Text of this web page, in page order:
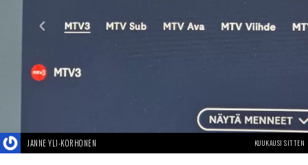
JANNE YLI-KORHONEN KUUKAUSI SITTEN